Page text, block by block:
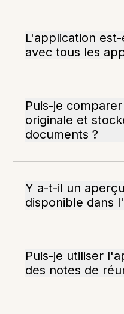
L'application
avec tous les
Puis-je
originale et
documents ?
Y a-t-il un
disponible dans
Puis-je utiliser
des notes de